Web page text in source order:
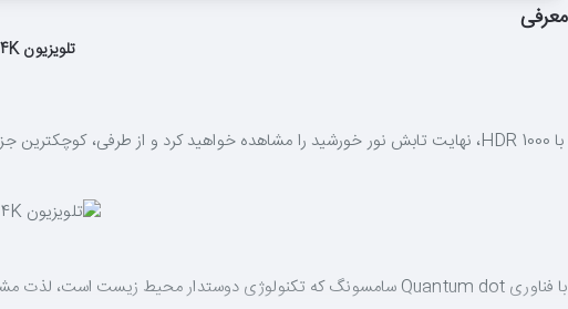
معرفی
تلویزیون 4K منحنی سامسونگ LED TV Samsung 55MS8985 - سایز 55 اینچ